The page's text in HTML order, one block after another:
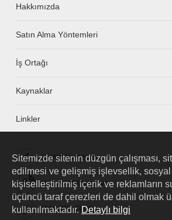
Hakkımızda
Satın Alma Yöntemleri
İş Ortağı
Kaynaklar
Linkler
HUAWEI eKit App
Huawei HiKnow App
HUAWEI eFly App
Sitemizde sitenin düzgün çalışması,
edilmesi ve gelişmiş işlevsellik,
kişiselleştirilmiş içerik ve reklamların
üçüncü taraf çerezleri de dahil olmak
kullanılmaktadır. Detaylı bilgi